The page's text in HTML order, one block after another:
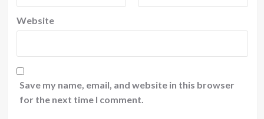
Website
Save my name, email, and website in this browser
for the next time I comment.